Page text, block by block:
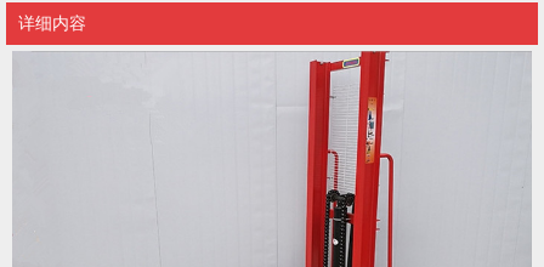
详细内容